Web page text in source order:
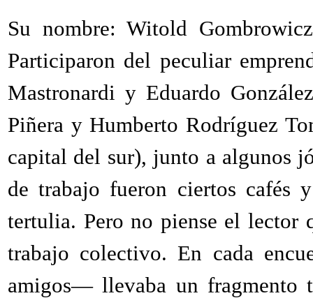
Su nombre: Witold
Participaron del peculiar
Mastronardi y Eduardo
Piñera y Humberto Rodríguez
capital del sur), junto a algunos
de trabajo fueron ciertos cafés
tertulia. Pero no piense el lector
trabajo colectivo. En cada
amigos— llevaba un fragmento